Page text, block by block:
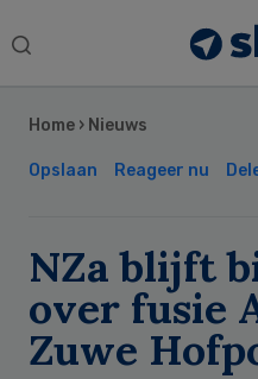
Search
Home › Nieuws
Opslaan Reageer nu
NZa blijft
over fusie
Zuwe
Sidebar